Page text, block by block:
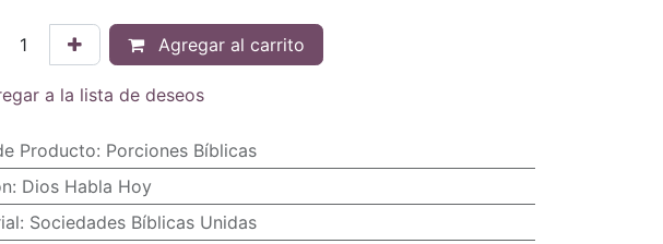
Agregar al carrito
a la lista de deseos
Producto: Porciones Bíblicas
: Dios Habla Hoy
: Sociedades Bíblicas Unidas